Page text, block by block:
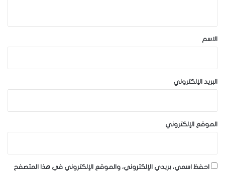
*الاسم
البريد الإلكتروني
الموقع الإلكتروني
احفظ اسمي، بريدي الإلكتروني، والموقع الإلكتروني في هذا المتصفح